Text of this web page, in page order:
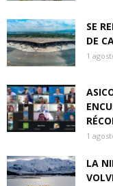
SE
DE
1
1
LA